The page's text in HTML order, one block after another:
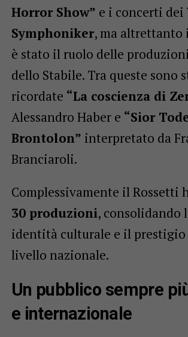
Horror Show” e i concerti dei
Symphoniker, ma altrettanto
è stato il ruolo delle
dello Stabile. Tra queste sono
ricordate “La coscienza di
Alessandro Haber e “Sior
Brontolon” interpretato da
Branciaroli.
Complessivamente il Rossetti
30 produzioni, consolidando
identità culturale e il
livello nazionale.
Un pubblico sempre
e internazionale